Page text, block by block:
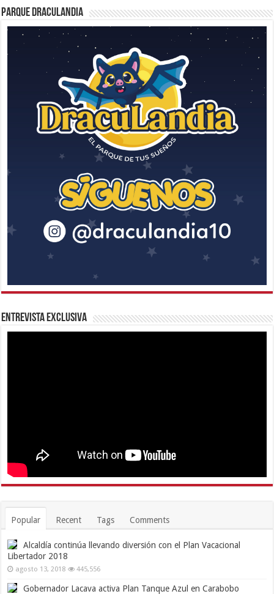
Parque Draculandia
Entrevista Exclusiva
Popular Recent Tags Comments
Alcaldía continúa llevando diversión con el Plan Vacacional
Libertador 2018
agosto 13, 2018 445,556
Gobernador Lacava activa Plan Tanque Azul en Carabobo